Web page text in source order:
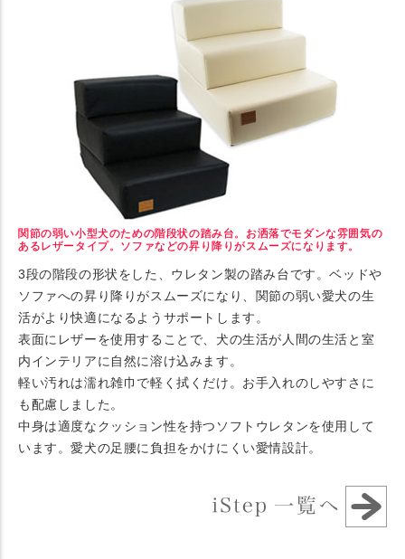
関節の弱い小型犬のための階段状の踏み台。お洒落でモダンな雰囲気の
あるレザータイプ。ソファなどの昇り降りがスムーズになります。
3段の階段の形状をした、ウレタン製の踏み台です。ベッドや
ソファへの昇り降りがスムーズになり、関節の弱い愛犬の生
活がより快適になるようサポートします。
表面にレザーを使用することで、犬の生活が人間の生活と室
内インテリアに自然に溶け込みます。
軽い汚れは濡れ雑巾で軽く拭くだけ。お手入れのしやすさに
も配慮しました。
中身は適度なクッション性を持つソフトウレタンを使用して
います。愛犬の足腰に負担をかけにくい愛情設計。